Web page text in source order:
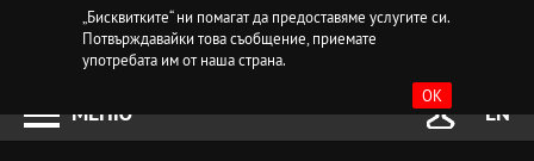
„Бисквитките“ ни помагат да предоставяме услугите си.
Потвърждавайки това съобщение, приемате
употребата им от наша страна.
OK
МЕНЮ EN